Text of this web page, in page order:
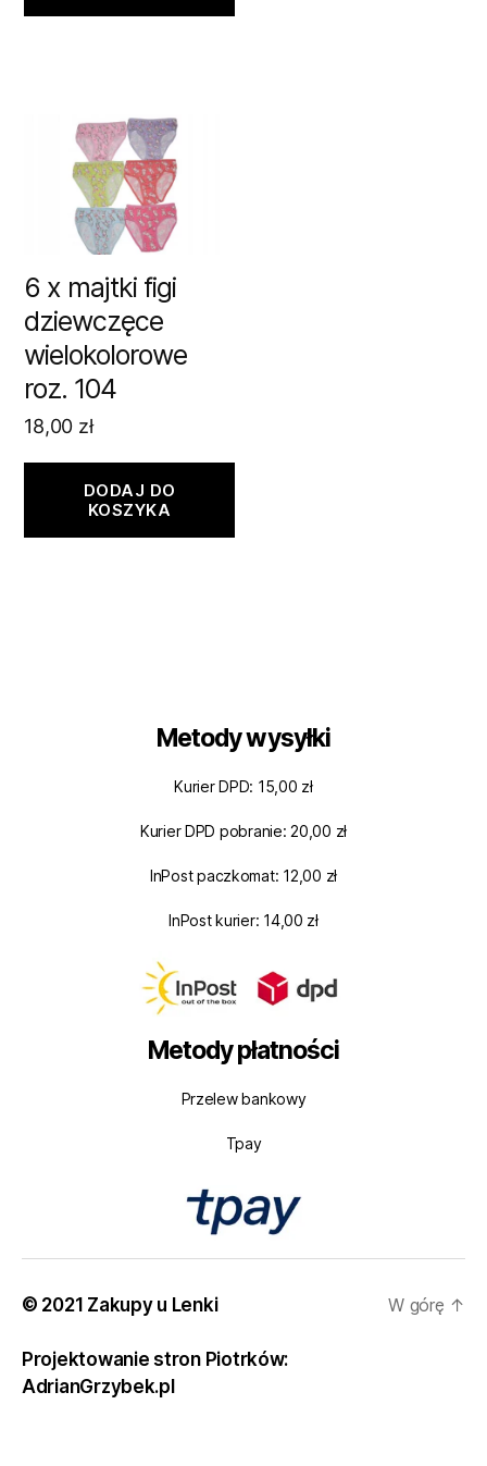
6 x majtki figi
dziewczęce
wielokolorowe
roz. 104
18,00 zł
DODAJ DO
KOSZYKA
Metody wysyłki
Kurier DPD: 15,00 zł
Kurier DPD pobranie: 20,00 zł
InPost paczkomat: 12,00 zł
InPost kurier: 14,00 zł
Metody płatności
Przelew bankowy
Tpay
© 2021 Zakupy u Lenki
Projektowanie stron Piotrków:
AdrianGrzybek.pl
W górę ↑